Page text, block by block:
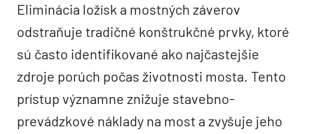
Eliminácia ložísk a mostných záverov
odstraňuje tradičné konštrukčné prvky, ktoré
sú často identifikované ako najčastejšie
zdroje porúch počas životnosti mosta. Tento
prístup významne znižuje stavebno-
prevádzkové náklady na most a zvyšuje jeho